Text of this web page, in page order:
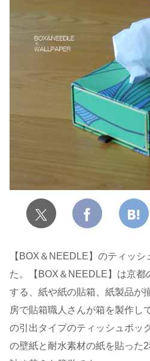
【BOX＆NEEDLE】のティッ
た。【BOX＆NEEDLE】は京都
する、紙や紙の貼箱、紙製品が
房で貼箱職人さんが箱を製作し
の引出タイプのティッシュボッ
の壁紙と耐水素材の紙を貼った2